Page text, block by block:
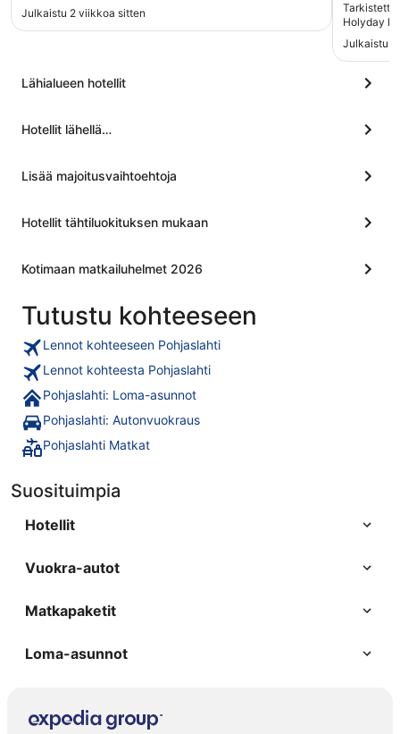
Julkaistu 2 viikkoa sitten
Tarkistettu
Holyday
Julkaistu
Lähialueen hotellit
Hotellit lähellä…
Lisää majoitusvaihtoehtoja
Hotellit tähtiluokituksen mukaan
Kotimaan matkailuhelmet 2026
Tutustu kohteeseen
Lennot kohteeseen Pohjaslahti
Lennot kohteesta Pohjaslahti
Pohjaslahti: Loma-asunnot
Pohjaslahti: Autonvuokraus
Pohjaslahti Matkat
Suosituimpia
Hotellit
Vuokra-autot
Matkapaketit
Loma-asunnot